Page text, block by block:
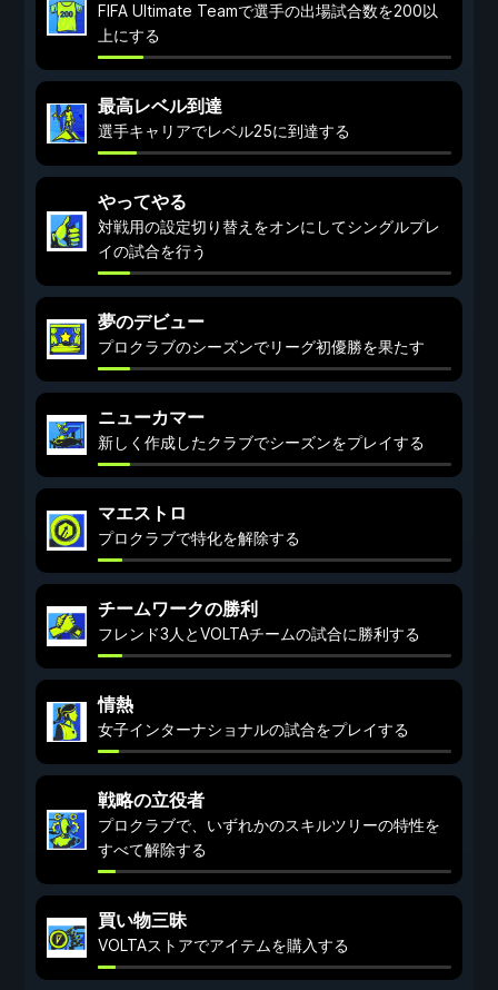
FIFA Ultimate Teamで選手の出場試合数を200以
上にする
最高レベル到達
選手キャリアでレベル25に到達する
やってやる
対戦用の設定切り替えをオンにしてシングルプレ
イの試合を行う
夢のデビュー
プロクラブのシーズンでリーグ初優勝を果たす
ニューカマー
新しく作成したクラブでシーズンをプレイする
マエストロ
プロクラブで特化を解除する
チームワークの勝利
フレンド3人とVOLTAチームの試合に勝利する
情熱
女子インターナショナルの試合をプレイする
戦略の立役者
プロクラブで、いずれかのスキルツリーの特性を
すべて解除する
買い物三昧
VOLTAストアでアイテムを購入する